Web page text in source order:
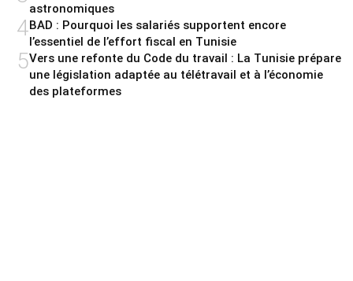
astronomiques
4BAD : Pourquoi les salariés supportent encore
l’essentiel de l’effort fiscal en Tunisie
5Vers une refonte du Code du travail : La Tunisie prépare
une législation adaptée au télétravail et à l’économie
des plateformes